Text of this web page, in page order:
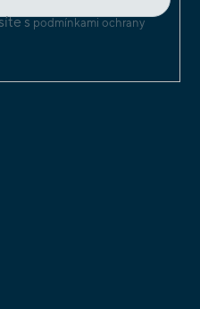
spodmínkami ochrany